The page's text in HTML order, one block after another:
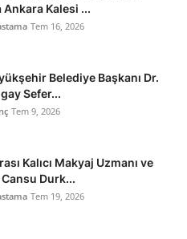
Ankara Kalesi ...
Tem 16, 2026
Belediye Başkanı Dr.
Sefer...
Tem 9, 2026
Kalıcı Makyaj Uzmanı ve
Durk...
Tem 19, 2026